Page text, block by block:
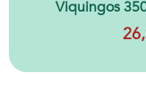
Viquingos